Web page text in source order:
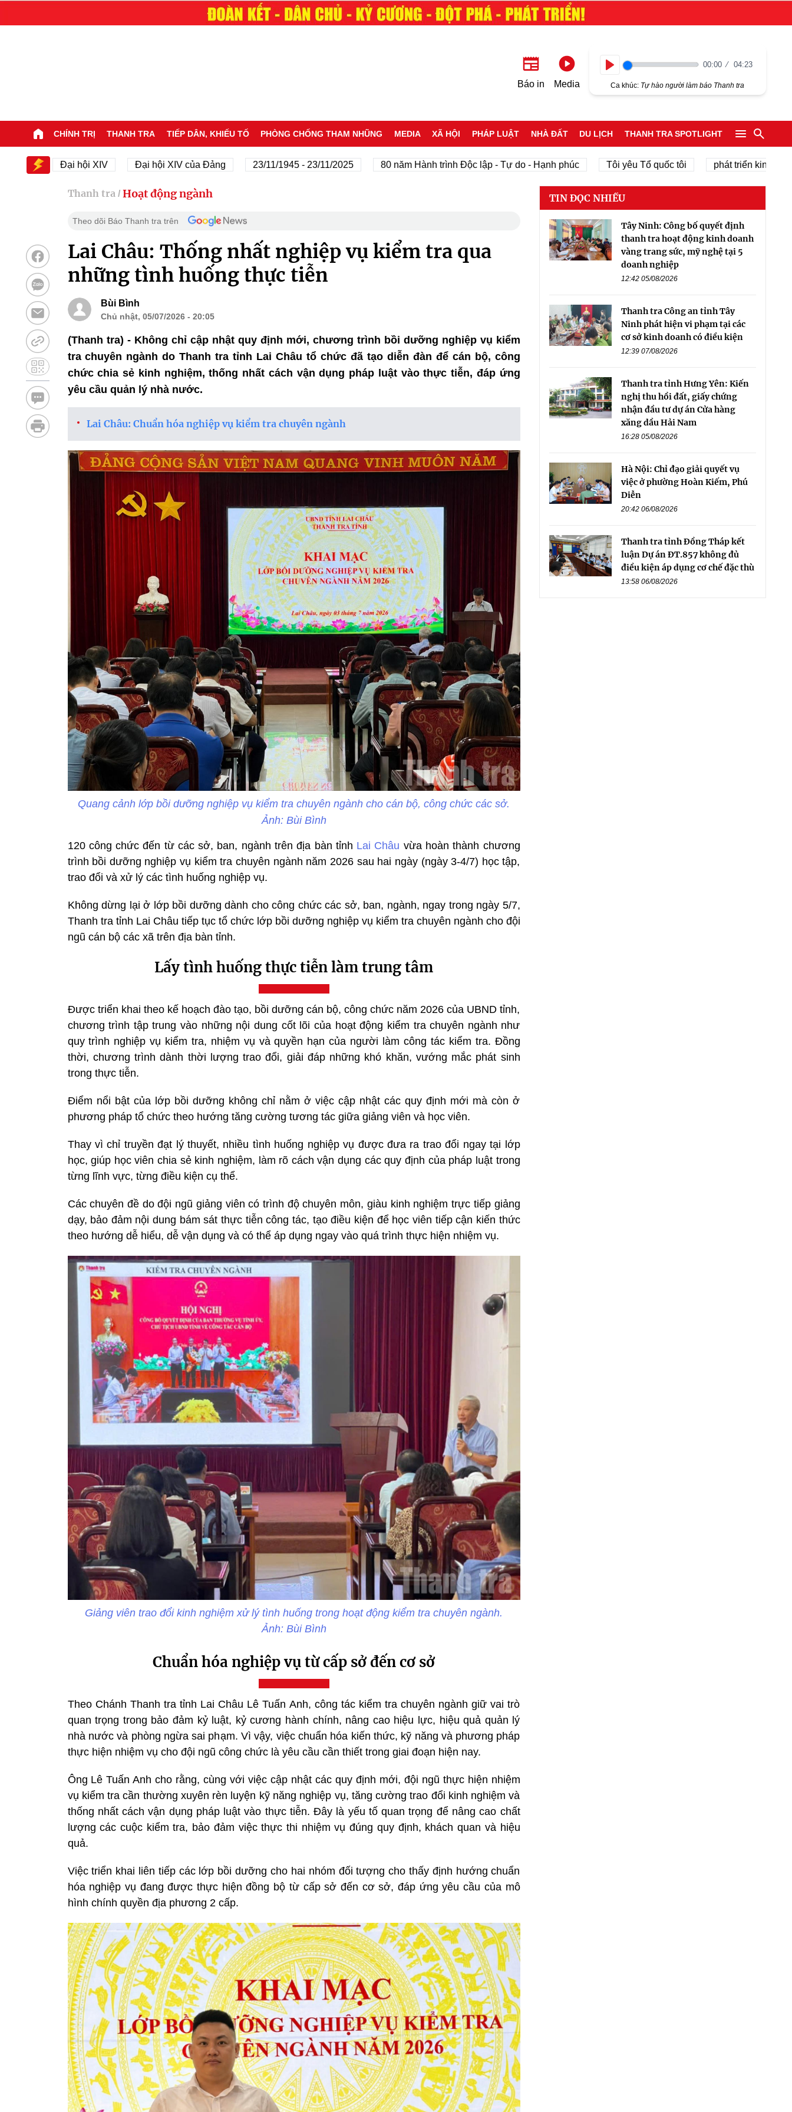
Báo in Media
00:00 04:23
Ca khúc: Tự hào người làm báo Thanh tra
CHÍNH TRỊ THANH TRA TIẾP DÂN, KHIẾU TỐ PHÒNG CHỐNG THAM NHŨNG MEDIA XÃ HỘI PHÁP LUẬT NHÀ ĐẤT DU LỊCH THANH TRA SPOTLIGHT
Đại hội XIV Đại hội XIV của Đảng 23/11/1945 - 23/11/2025 80 năm Hành trình Độc lập - Tự do - Hạnh phúc Tôi yêu Tổ quốc tôi phát triển kinh tế tư nhân
Thanh tra / Hoạt động ngành
Theo dõi Báo Thanh tra trên
Lai Châu: Thống nhất nghiệp vụ kiểm tra qua
những tình huống thực tiễn
Bùi Bình
Chủ nhật, 05/07/2026 - 20:05
(Thanh tra) - Không chỉ cập nhật quy định mới, chương trình bồi dưỡng nghiệp vụ kiểm
tra chuyên ngành do Thanh tra tỉnh Lai Châu tổ chức đã tạo diễn đàn để cán bộ, công
chức chia sẻ kinh nghiệm, thống nhất cách vận dụng pháp luật vào thực tiễn, đáp ứng
yêu cầu quản lý nhà nước.
Lai Châu: Chuẩn hóa nghiệp vụ kiểm tra chuyên ngành
Quang cảnh lớp bồi dưỡng nghiệp vụ kiểm tra chuyên ngành cho cán bộ, công chức các sở.
Ảnh: Bùi Bình
120 công chức đến từ các sở, ban, ngành trên địa bàn tỉnh Lai Châu vừa hoàn thành chương
trình bồi dưỡng nghiệp vụ kiểm tra chuyên ngành năm 2026 sau hai ngày (ngày 3-4/7) học tập,
trao đổi và xử lý các tình huống nghiệp vụ.
Không dừng lại ở lớp bồi dưỡng dành cho công chức các sở, ban, ngành, ngay trong ngày 5/7,
Thanh tra tỉnh Lai Châu tiếp tục tổ chức lớp bồi dưỡng nghiệp vụ kiểm tra chuyên ngành cho đội
ngũ cán bộ các xã trên địa bàn tỉnh.
Lấy tình huống thực tiễn làm trung tâm
Được triển khai theo kế hoạch đào tạo, bồi dưỡng cán bộ, công chức năm 2026 của UBND tỉnh,
chương trình tập trung vào những nội dung cốt lõi của hoạt động kiểm tra chuyên ngành như
quy trình nghiệp vụ kiểm tra, nhiệm vụ và quyền hạn của người làm công tác kiểm tra. Đồng
thời, chương trình dành thời lượng trao đổi, giải đáp những khó khăn, vướng mắc phát sinh
trong thực tiễn.
Điểm nổi bật của lớp bồi dưỡng không chỉ nằm ở việc cập nhật các quy định mới mà còn ở
phương pháp tổ chức theo hướng tăng cường tương tác giữa giảng viên và học viên.
Thay vì chỉ truyền đạt lý thuyết, nhiều tình huống nghiệp vụ được đưa ra trao đổi ngay tại lớp
học, giúp học viên chia sẻ kinh nghiệm, làm rõ cách vận dụng các quy định của pháp luật trong
từng lĩnh vực, từng điều kiện cụ thể.
Các chuyên đề do đội ngũ giảng viên có trình độ chuyên môn, giàu kinh nghiệm trực tiếp giảng
dạy, bảo đảm nội dung bám sát thực tiễn công tác, tạo điều kiện để học viên tiếp cận kiến thức
theo hướng dễ hiểu, dễ vận dụng và có thể áp dụng ngay vào quá trình thực hiện nhiệm vụ.
Giảng viên trao đổi kinh nghiệm xử lý tình huống trong hoạt động kiểm tra chuyên ngành.
Ảnh: Bùi Bình
Chuẩn hóa nghiệp vụ từ cấp sở đến cơ sở
Theo Chánh Thanh tra tỉnh Lai Châu Lê Tuấn Anh, công tác kiểm tra chuyên ngành giữ vai trò
quan trọng trong bảo đảm kỷ luật, kỷ cương hành chính, nâng cao hiệu lực, hiệu quả quản lý
nhà nước và phòng ngừa sai phạm. Vì vậy, việc chuẩn hóa kiến thức, kỹ năng và phương pháp
thực hiện nhiệm vụ cho đội ngũ công chức là yêu cầu cần thiết trong giai đoạn hiện nay.
Ông Lê Tuấn Anh cho rằng, cùng với việc cập nhật các quy định mới, đội ngũ thực hiện nhiệm
vụ kiểm tra cần thường xuyên rèn luyện kỹ năng nghiệp vụ, tăng cường trao đổi kinh nghiệm và
thống nhất cách vận dụng pháp luật vào thực tiễn. Đây là yếu tố quan trọng để nâng cao chất
lượng các cuộc kiểm tra, bảo đảm việc thực thi nhiệm vụ đúng quy định, khách quan và hiệu
quả.
Việc triển khai liên tiếp các lớp bồi dưỡng cho hai nhóm đối tượng cho thấy định hướng chuẩn
hóa nghiệp vụ đang được thực hiện đồng bộ từ cấp sở đến cơ sở, đáp ứng yêu cầu của mô
hình chính quyền địa phương 2 cấp.
TIN ĐỌC NHIỀU
Tây Ninh: Công bố quyết định
thanh tra hoạt động kinh doanh
vàng trang sức, mỹ nghệ tại 5
doanh nghiệp
12:42 05/08/2026
Thanh tra Công an tỉnh Tây
Ninh phát hiện vi phạm tại các
cơ sở kinh doanh có điều kiện
12:39 07/08/2026
Thanh tra tỉnh Hưng Yên: Kiến
nghị thu hồi đất, giấy chứng
nhận đầu tư dự án Cửa hàng
xăng dầu Hải Nam
16:28 05/08/2026
Hà Nội: Chỉ đạo giải quyết vụ
việc ở phường Hoàn Kiếm, Phú
Diễn
20:42 06/08/2026
Thanh tra tỉnh Đồng Tháp kết
luận Dự án ĐT.857 không đủ
điều kiện áp dụng cơ chế đặc thù
13:58 06/08/2026